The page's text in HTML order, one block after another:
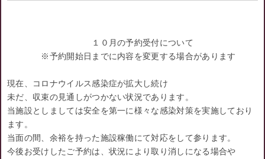
１０月の予約受付について
※予約開始日までに内容を変更する場合があります
現在、コロナウイルス感染症が拡大し続け
未だ、収束の見通しがつかない状況であります。
当施設としましては安全を第一に様々な感染対策を実施しており
ます。
当面の間、余裕を持った施設稼働にて対応をして参ります。
今後お受けしたご予約は、状況により取り消しになる場合や